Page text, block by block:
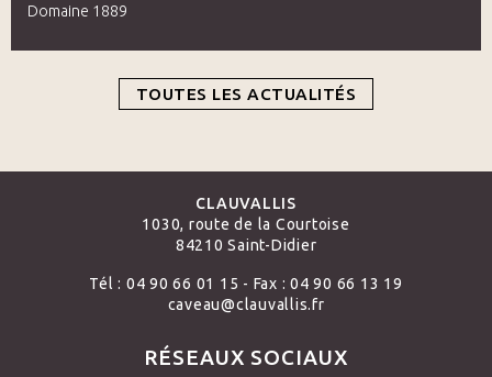
Domaine 1889
TOUTES LES ACTUALITÉS
CLAUVALLIS
1030, route de la Courtoise
84210 Saint-Didier
Tél : 04 90 66 01 15 - Fax : 04 90 66 13 19
caveau@clauvallis.fr
RÉSEAUX SOCIAUX